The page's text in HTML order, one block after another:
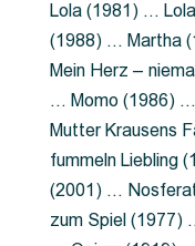
Lola (1981) …
(1988) … Martha
Mein Herz –
… Momo (1986)
Mutter Krausens
fummeln Liebling
(2001) …
zum Spiel (1977)